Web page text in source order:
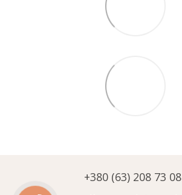
+380 (63) 208 73 08